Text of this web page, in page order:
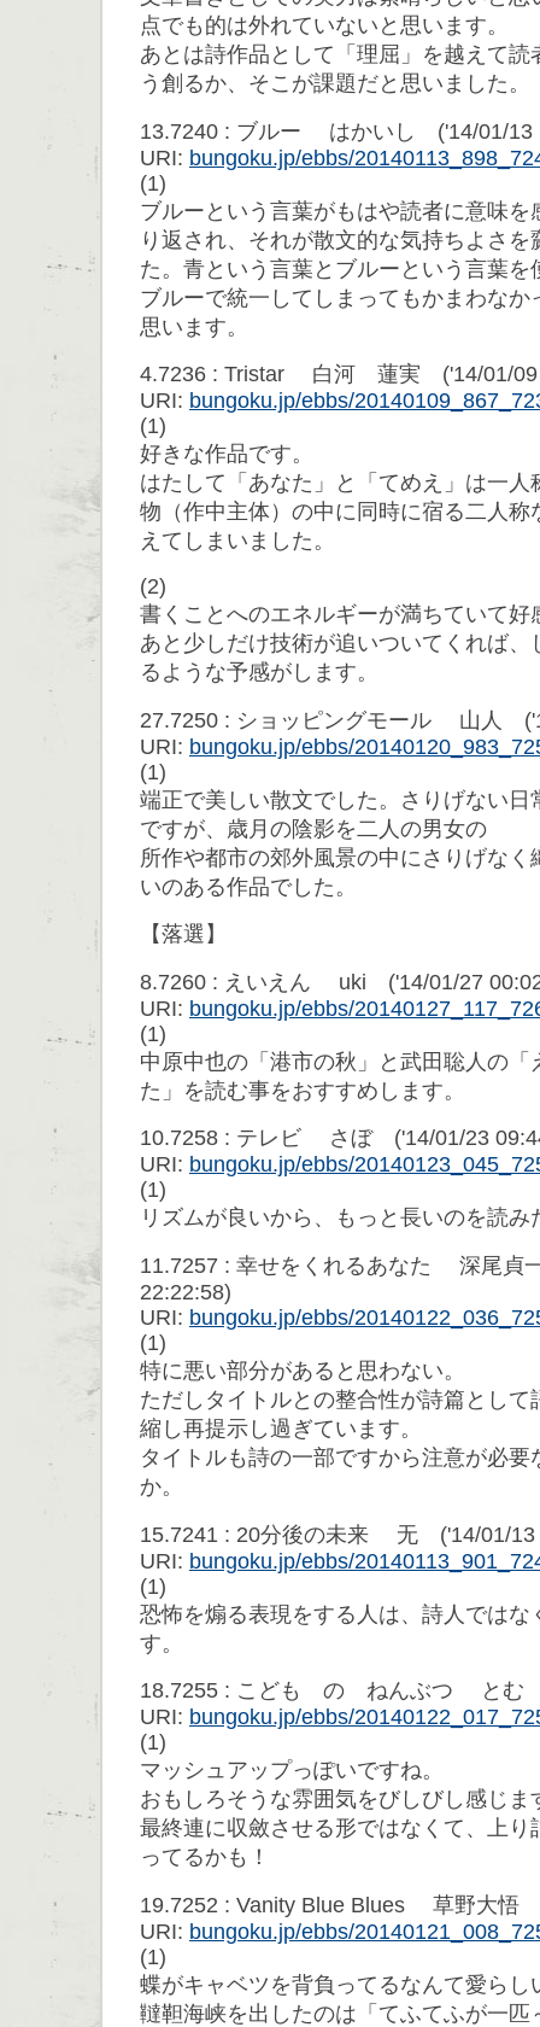
点でも的は外れていないと思います。
あとは詩作品として「理屈」を越えて読
う創るか、そこが課題だと思いました。
13.7240 : ブルー はかいし ('14/01/13
URI: bungoku.jp/ebbs/
(1)
ブルーという言葉がもはや読者に意味を
り返され、それが散文的な気持ちよさ
た。青という言葉とブルーという言葉を
ブルーで統一してしまってもかまわなか
思います。
4.7236 : Tristar 白河 蓮実 ('14/01/09
URI: bungoku.jp/ebbs/
(1)
好きな作品です。
はたして「あなた」と「てめえ」は一人
物（作中主体）の中に同時に宿る二人
えてしまいました。
(2)
書くことへのエネルギーが満ちていて好
あと少しだけ技術が追いついてくれば、
るような予感がします。
27.7250 : ショッピングモール 山人
URI: bungoku.jp/ebbs/
(1)
端正で美しい散文でした。さりげない日
ですが、歳月の陰影を二人の男女の
所作や都市の郊外風景の中にさりげな
いのある作品でした。
【落選】
8.7260 : えいえん uki ('14/01/27
URI: bungoku.jp/ebbs/
(1)
中原中也の「港市の秋」と武田聡人の「
た」を読む事をおすすめします。
10.7258 : テレビ さぼ ('14/01/23
URI: bungoku.jp/ebbs/
(1)
リズムが良いから、もっと長いのを読み
11.7257 : 幸せをくれるあなた 深尾貞
22:22:58)
URI: bungoku.jp/ebbs/
(1)
特に悪い部分があると思わない。
ただしタイトルとの整合性が詩篇として
縮し再提示し過ぎています。
タイトルも詩の一部ですから注意が必
か。
15.7241 : 20分後の未来 无 ('14/01/13
URI: bungoku.jp/ebbs/
(1)
恐怖を煽る表現をする人は、詩人ではな
す。
18.7255 : こども の ねんぶつ とむ
URI: bungoku.jp/ebbs/
(1)
マッシュアップっぽいですね。
おもしろそうな雰囲気をびしびし感じま
最終連に収斂させる形ではなくて、上り
ってるかも！
19.7252 : Vanity Blue Blues 草野大悟
URI: bungoku.jp/ebbs/
(1)
蝶がキャベツを背負ってるなんて愛らし
韃靼海峡を出したのは「てふてふが一匹